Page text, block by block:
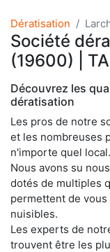
Dératisation
Société
(19600) |
Découvrez les
dératisation
Les pros de notre
et les nombreuses
n'importe quel local.
Nous avons su
dotés de multiples
permettent de
nuisibles.
Les experts de
trouvent être les